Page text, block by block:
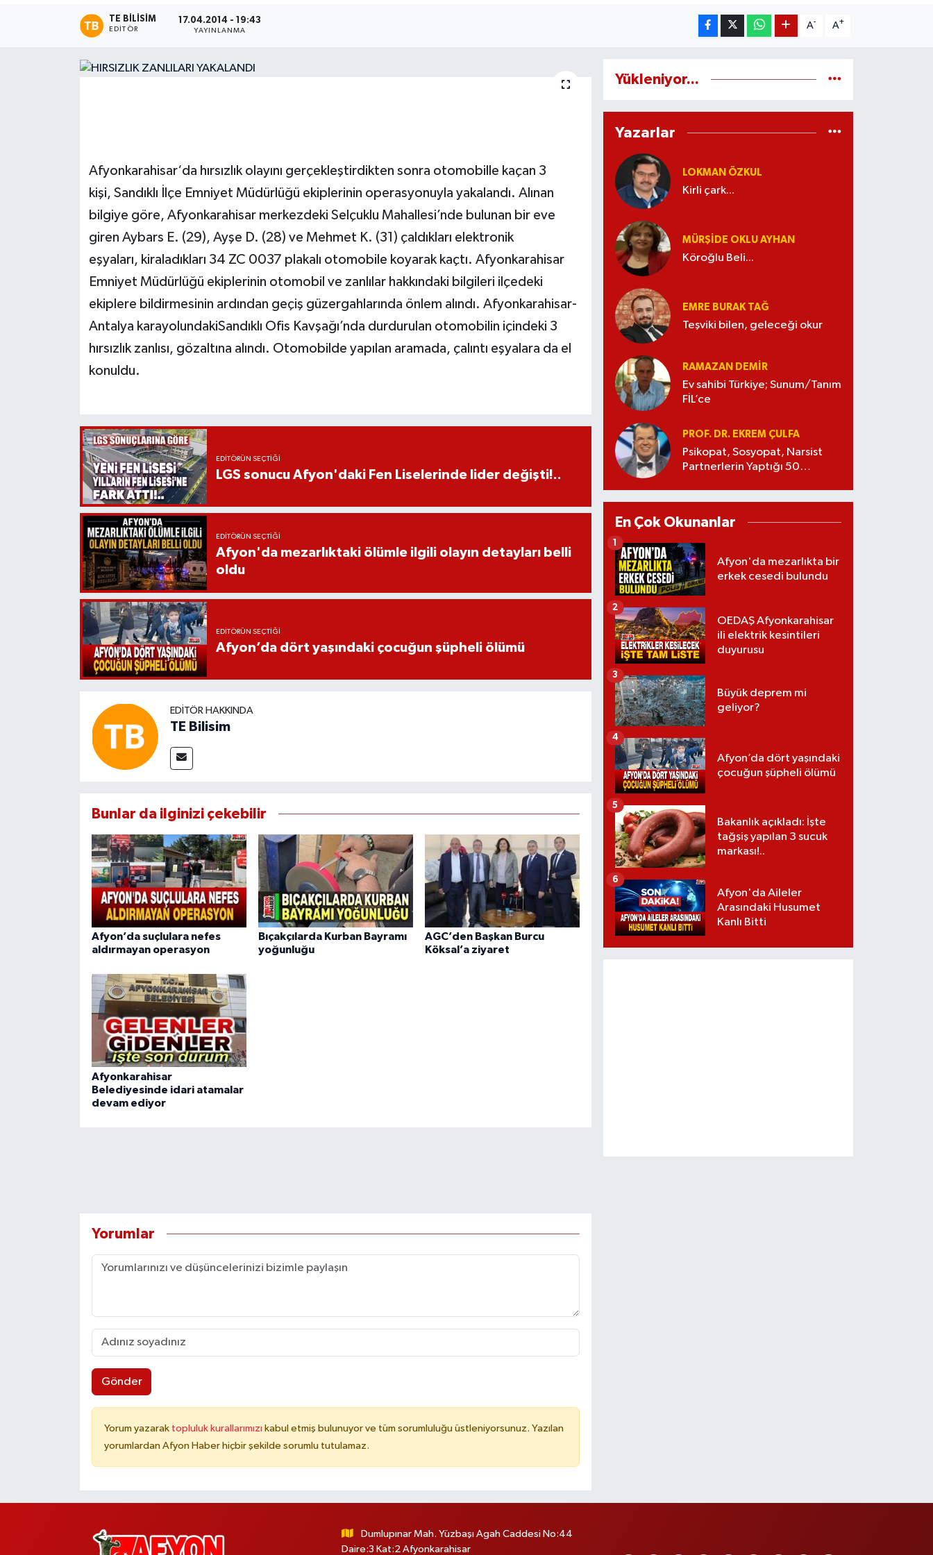
TE BILISIM
EDITÖR
17.04.2014 - 19:43
YAYINLANMA
A- A+
Afyonkarahisar‘da hırsızlık olayını gerçekleştirdikten sonra otomobille kaçan 3
kişi, Sandıklı İlçe Emniyet Müdürlüğü ekiplerinin operasyonuyla yakalandı. Alınan
bilgiye göre, Afyonkarahisar merkezdeki Selçuklu Mahallesi’nde bulunan bir eve
giren Aybars E. (29), Ayşe D. (28) ve Mehmet K. (31) çaldıkları elektronik
eşyaları, kiraladıkları 34 ZC 0037 plakalı otomobile koyarak kaçtı. Afyonkarahisar
Emniyet Müdürlüğü ekiplerinin otomobil ve zanlılar hakkındaki bilgileri ilçedeki
ekiplere bildirmesinin ardından geçiş güzergahlarında önlem alındı. Afyonkarahisar-
Antalya karayolundakiSandıklı Ofis Kavşağı’nda durdurulan otomobilin içindeki 3
hırsızlık zanlısı, gözaltına alındı. Otomobilde yapılan aramada, çalıntı eşyalara da el
konuldu.
EDITÖRÜN SEÇTIĞI
LGS sonucu Afyon'daki Fen Liselerinde lider değişti!..
EDITÖRÜN SEÇTIĞI
Afyon'da mezarlıktaki ölümle ilgili olayın detayları belli
oldu
EDITÖRÜN SEÇTIĞI
Afyon’da dört yaşındaki çocuğun şüpheli ölümü
EDITÖR HAKKINDA
TE Bilisim
Bunlar da ilginizi çekebilir
Afyon’da suçlulara nefes
aldırmayan operasyon
Bıçakçılarda Kurban Bayramı
yoğunluğu
AGC’den Başkan Burcu
Köksal’a ziyaret
Afyonkarahisar
Belediyesinde idari atamalar
devam ediyor
Yorumlar
Gönder
Yorum yazarak topluluk kurallarımızı kabul etmiş bulunuyor ve tüm sorumluluğu üstleniyorsunuz. Yazılan
yorumlardan Afyon Haber hiçbir şekilde sorumlu tutulamaz.
Yükleniyor...
Yazarlar
LOKMAN ÖZKUL
Kirli çark...
MÜRŞIDE OKLU AYHAN
Köroğlu Beli...
EMRE BURAK TAĞ
Teşviki bilen, geleceği okur
RAMAZAN DEMİR
Ev sahibi Türkiye; Sunum/Tanım
FİL’ce
PROF. DR. EKREM ÇULFA
Psikopat, Sosyopat, Narsist
Partnerlerin Yaptığı 50
En Çok Okunanlar
Afyon'da mezarlıkta bir
erkek cesedi bulundu
1
OEDAŞ Afyonkarahisar
ili elektrik kesintileri
duyurusu
2
Büyük deprem mi
geliyor?
3
Afyon’da dört yaşındaki
çocuğun şüpheli ölümü
4
Bakanlık açıkladı: İşte
tağşiş yapılan 3 sucuk
markası!..
5
Afyon'da Aileler
Arasındaki Husumet
Kanlı Bitti
6
Dumlupınar Mah. Yüzbaşı Agah Caddesi No:44
Daire:3 Kat:2 Afyonkarahisar
Magazin
Etkinlikler